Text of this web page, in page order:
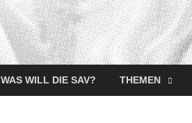
WAS WILL DIE SAV? THEMEN